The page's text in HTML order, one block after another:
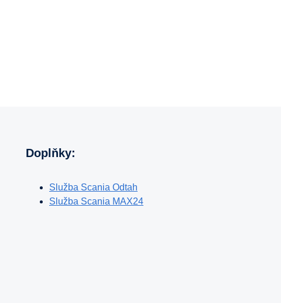
Doplňky:
Služba Scania Odtah
Služba Scania MAX24